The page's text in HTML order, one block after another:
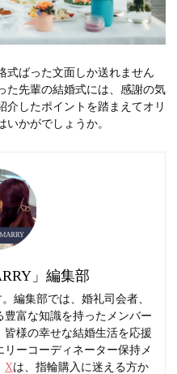
式ばった文面しか送れません
た先輩の結婚式には、感謝の気
介したポイントを踏まえてオリ
かがでしょうか。
」編集部
編集部では、婚礼司会者、
富な知識を持ったメンバー
様の幸せな結婚生活を応援
ーコーディネーター保持メ
Xは、指輪購入に迷える方か